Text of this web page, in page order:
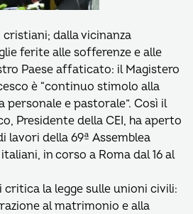
dalla vicinanza
ferite alle sofferenze e alle
Paese affaticato: il Magistero
è “continuo stimolo alla
personale e pastorale”. Così il
Presidente della CEI, ha aperto
lavori della 69ª Assemblea
in corso a Roma dal 16 al
critica la legge sulle unioni civili:
al matrimonio e alla